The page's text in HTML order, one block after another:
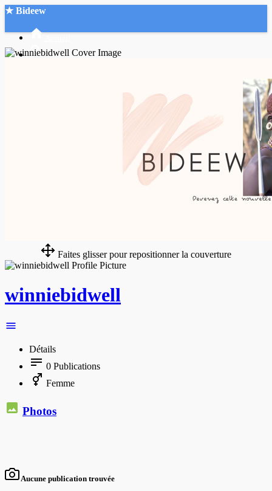
★ Bideew
Faites glisser pour repositionner la couverture
winniebidwell
Détails
0 Publications
Femme
Photos
Aucune publication trouvée